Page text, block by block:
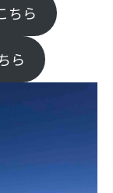
ちら
ら